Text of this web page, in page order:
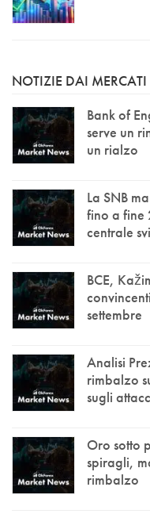
NOTIZIE DAI MERCATI
Bank of
serve un
un rialzo
La SNB
fino a fine
centrale
BCE,
settembre
Analisi
rimbalzo
sugli
Oro sotto
spiragli,
rimbalzo